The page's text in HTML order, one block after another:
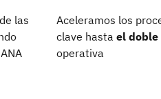
las
Aceleramos los
clave hasta el doble
operativa